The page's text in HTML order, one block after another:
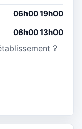
06h00 19h00
06h00 13h00
?